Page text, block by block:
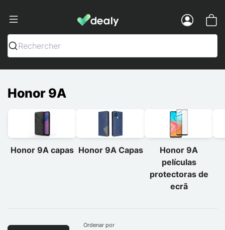
Dealy - Capas e acessórios para
Rechercher
Honor 9A
Honor 9A capas Honor 9A Capas
Honor 9A
películas
protectoras de
ecrã
Ordenar por